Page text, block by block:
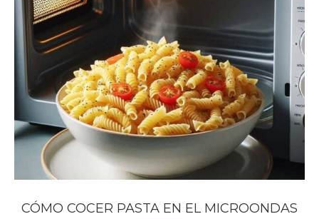
CÓMO COCER PASTA EN EL MICROONDAS